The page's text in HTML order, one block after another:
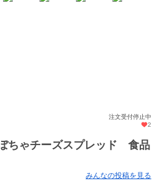
注文受付停止中
2
ちゃチーズスプレッド 食品
みんなの投稿を見る